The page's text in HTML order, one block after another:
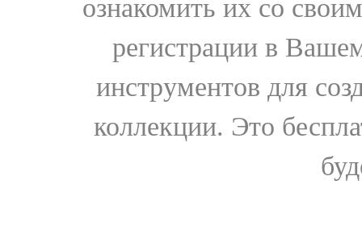
ознакомить их со
регистрации в
инструментов для
коллекции. Это